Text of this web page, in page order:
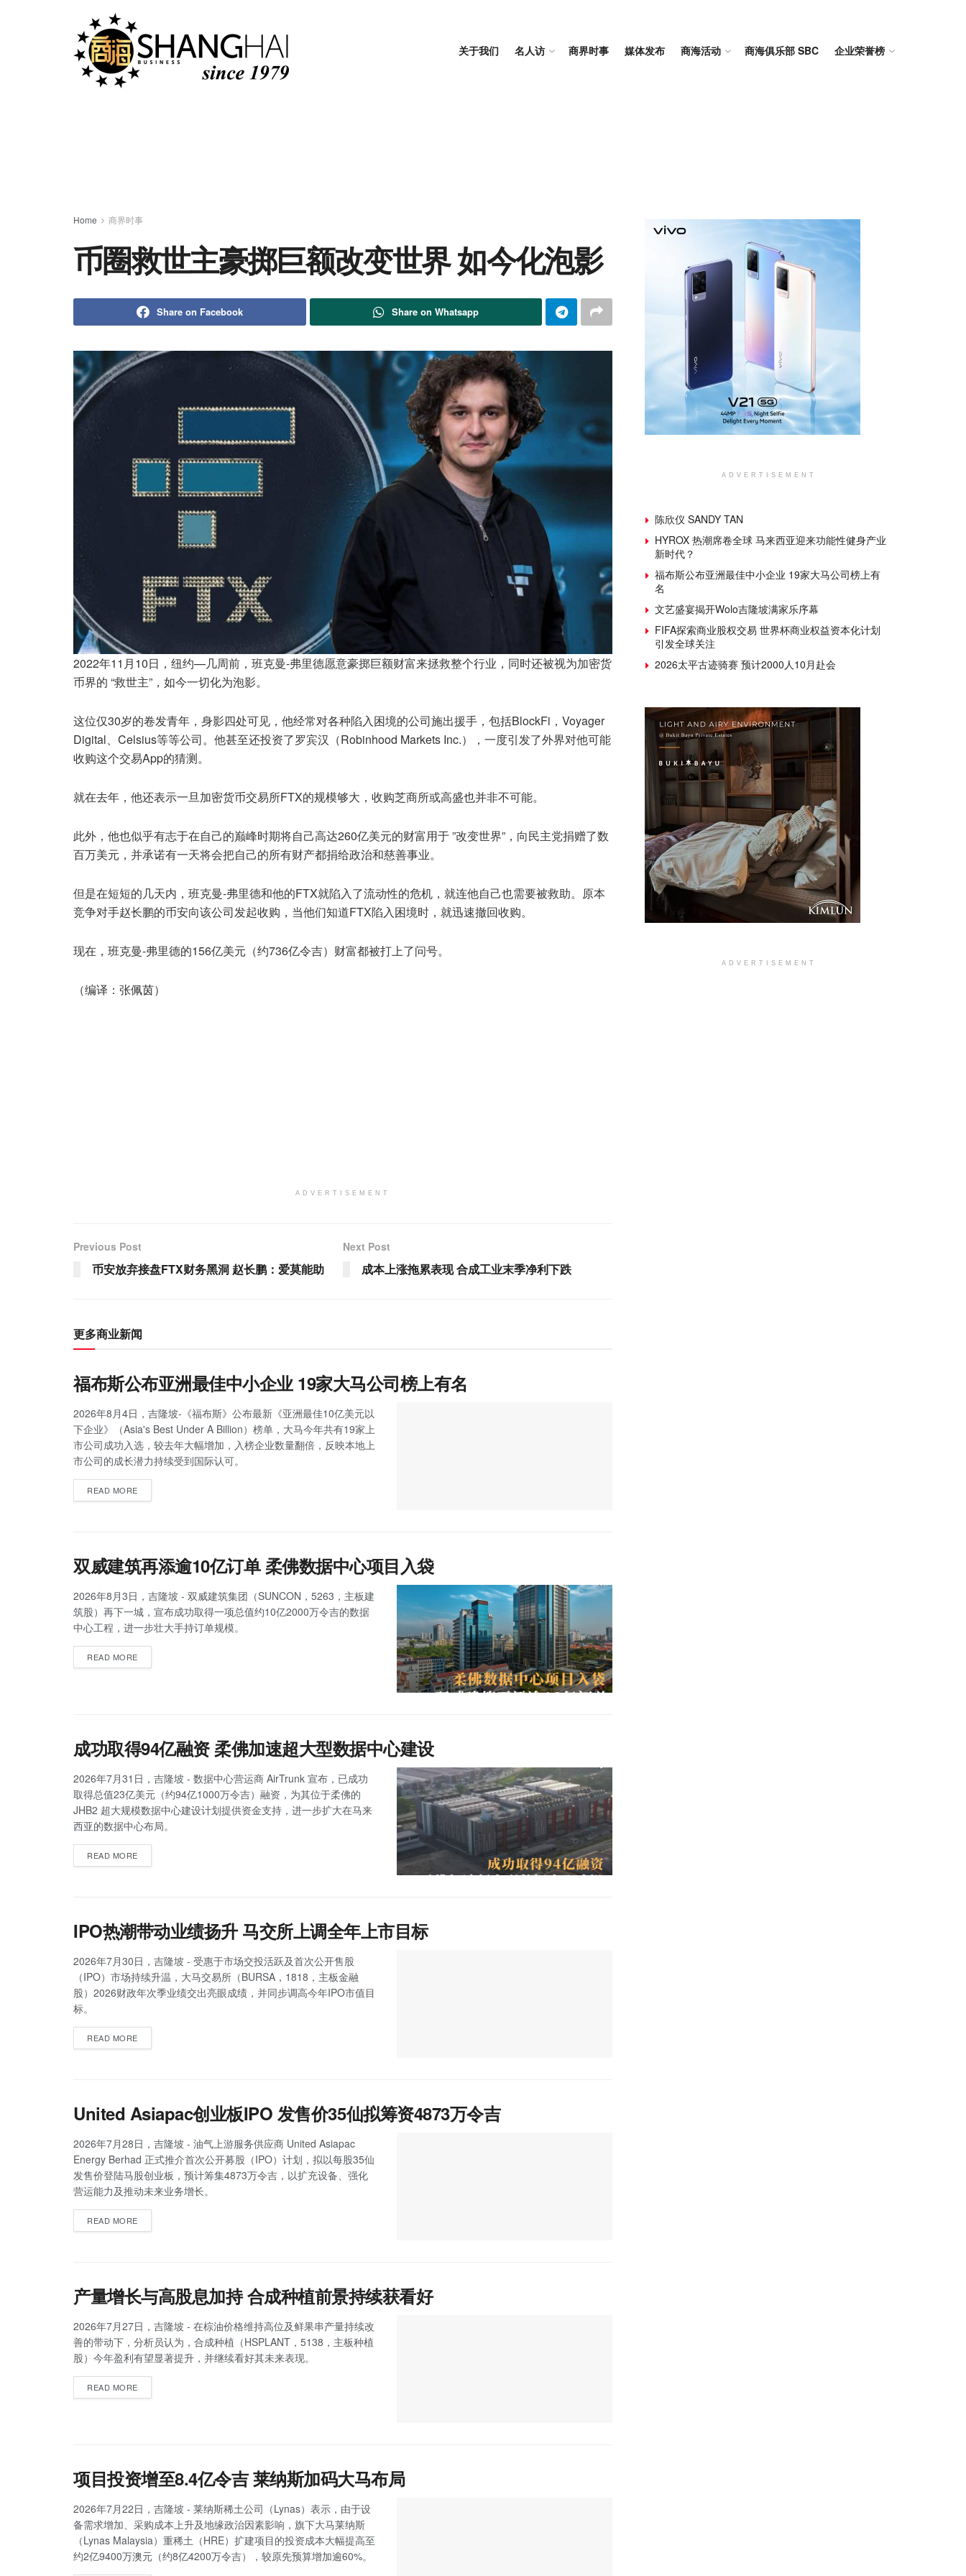
关于我们 名人访 商界时事 媒体发布 商海活动 商海俱乐部 SBC 企业荣誉榜
Home 商界时事
币圈救世主豪掷巨额改变世界 如今化泡影
Share on Facebook Share on Whatsapp
2022年11月10日，纽约—几周前，班克曼-弗里德愿意豪掷巨额财富来拯救整个行业，同时还被视为加密货
币界的 “救世主”，如今一切化为泡影。
这位仅30岁的卷发青年，身影四处可见，他经常对各种陷入困境的公司施出援手，包括BlockFi，Voyager
Digital、Celsius等等公司。他甚至还投资了罗宾汉（Robinhood Markets Inc.），一度引发了外界对他可能
收购这个交易App的猜测。
就在去年，他还表示一旦加密货币交易所FTX的规模够大，收购芝商所或高盛也并非不可能。
此外，他也似乎有志于在自己的巅峰时期将自己高达260亿美元的财富用于 ”改变世界”，向民主党捐赠了数
百万美元，并承诺有一天将会把自己的所有财产都捐给政治和慈善事业。
但是在短短的几天内，班克曼-弗里德和他的FTX就陷入了流动性的危机，就连他自己也需要被救助。原本
竞争对手赵长鹏的币安向该公司发起收购，当他们知道FTX陷入困境时，就迅速撤回收购。
现在，班克曼-弗里德的156亿美元（约736亿令吉）财富都被打上了问号。
（编译：张佩茵）
ADVERTISEMENT
Previous Post
币安放弃接盘FTX财务黑洞 赵长鹏：爱莫能助
Next Post
成本上涨拖累表现 合成工业末季净利下跌
更多商业新闻
福布斯公布亚洲最佳中小企业 19家大马公司榜上有名
2026年8月4日，吉隆坡-《福布斯》公布最新《亚洲最佳10亿美元以
下企业》（Asia's Best Under A Billion）榜单，大马今年共有19家上
市公司成功入选，较去年大幅增加，入榜企业数量翻倍，反映本地上
市公司的成长潜力持续受到国际认可。
READ MORE
双威建筑再添逾10亿订单 柔佛数据中心项目入袋
2026年8月3日，吉隆坡 - 双威建筑集团（SUNCON，5263，主板建
筑股）再下一城，宣布成功取得一项总值约10亿2000万令吉的数据
中心工程，进一步壮大手持订单规模。
READ MORE
成功取得94亿融资 柔佛加速超大型数据中心建设
2026年7月31日，吉隆坡 - 数据中心营运商 AirTrunk 宣布，已成功
取得总值23亿美元（约94亿1000万令吉）融资，为其位于柔佛的
JHB2 超大规模数据中心建设计划提供资金支持，进一步扩大在马来
西亚的数据中心布局。
READ MORE
IPO热潮带动业绩扬升 马交所上调全年上市目标
2026年7月30日，吉隆坡 - 受惠于市场交投活跃及首次公开售股
（IPO）市场持续升温，大马交易所（BURSA，1818，主板金融
股）2026财政年次季业绩交出亮眼成绩，并同步调高今年IPO市值目
标。
READ MORE
United Asiapac创业板IPO 发售价35仙拟筹资4873万令吉
2026年7月28日，吉隆坡 - 油气上游服务供应商 United Asiapac
Energy Berhad 正式推介首次公开募股（IPO）计划，拟以每股35仙
发售价登陆马股创业板，预计筹集4873万令吉，以扩充设备、强化
营运能力及推动未来业务增长。
READ MORE
产量增长与高股息加持 合成种植前景持续获看好
2026年7月27日，吉隆坡 - 在棕油价格维持高位及鲜果串产量持续改
善的带动下，分析员认为，合成种植（HSPLANT，5138，主板种植
股）今年盈利有望显著提升，并继续看好其未来表现。
READ MORE
项目投资增至8.4亿令吉 莱纳斯加码大马布局
2026年7月22日，吉隆坡 - 莱纳斯稀土公司（Lynas）表示，由于设
备需求增加、采购成本上升及地缘政治因素影响，旗下大马莱纳斯
（Lynas Malaysia）重稀土（HRE）扩建项目的投资成本大幅提高至
约2亿9400万澳元（约8亿4200万令吉），较原先预算增加逾60%。
ADVERTISEMENT
陈欣仪 SANDY TAN
HYROX 热潮席卷全球 马来西亚迎来功能性健身产业
新时代？
福布斯公布亚洲最佳中小企业 19家大马公司榜上有
名
文艺盛宴揭开Wolo吉隆坡满家乐序幕
FIFA探索商业股权交易 世界杯商业权益资本化计划
引发全球关注
2026太平古迹骑赛 预计2000人10月赴会
ADVERTISEMENT